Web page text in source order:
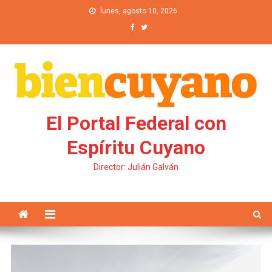
lunes, agosto 10, 2026
El Portal Federal con
Espíritu Cuyano
Director: Julián Galván